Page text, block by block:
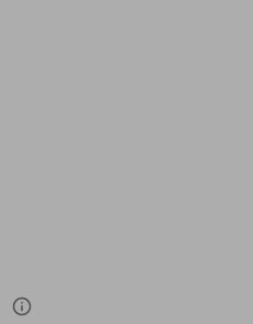
info_outlined